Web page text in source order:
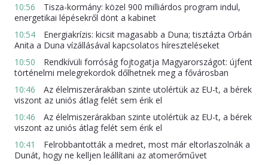
10:56
Tisza-kormány: közel 900 milliárdos program indul,
energetikai lépésekről dönt a kabinet
10:54
Energiakrízis: kicsit magasabb a Duna; tisztázta Orbán
Anita a Duna vízállásával kapcsolatos híreszteléseket
10:50
Rendkívüli forróság fojtogatja Magyarországot: újfent
történelmi melegrekordok dőlhetnek meg a fővárosban
10:46
Az élelmiszerárakban szinte utolértük az EU-t, a bérek
viszont az uniós átlag felét sem érik el
10:46
Az élelmiszerárakban szinte utolértük az EU-t, a bérek
viszont az uniós átlag felét sem érik el
10:41
Felrobbantották a medret, most már eltorlaszolnák a
Dunát, hogy ne kelljen leállítani az atomerőművet